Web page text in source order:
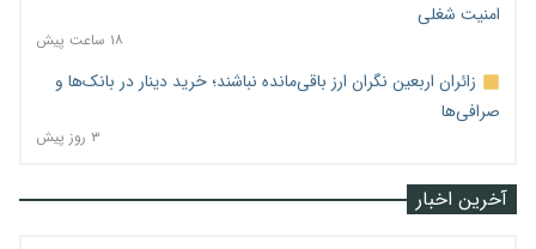
امنیت شغلی
۱۸ ساعت پیش
زائران اربعین نگران ارز باقی‌مانده نباشند؛ خرید دینار در بانک‌ها و
صرافی‌ها
۳ روز پیش
آخرین اخبار